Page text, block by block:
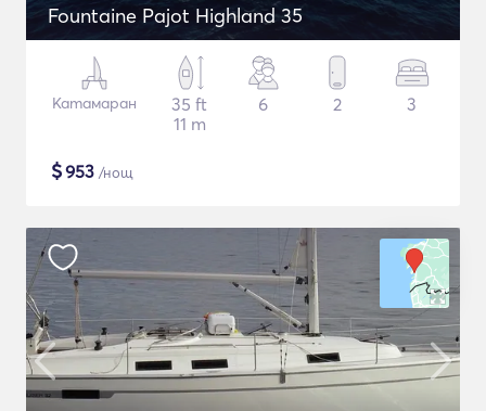
Fountaine Pajot Highland 35
Катамаран
35 ft
11 m
6 2 3
$953 /нощ